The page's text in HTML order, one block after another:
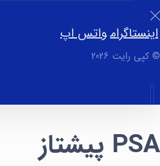
اینستاگرامواتس اپ
© کپی رایت 2026
PSA پیشتاز